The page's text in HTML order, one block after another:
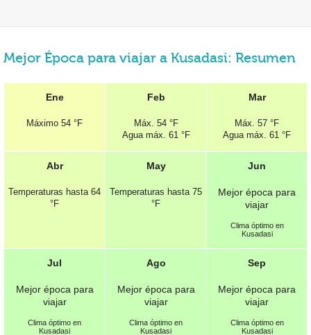
Mejor Época para viajar a Kusadasi: Resumen
Ene
Máximo 54 °F
Feb
Máx. 54 °F
Agua máx. 61 °F
Mar
Máx. 57 °F
Agua máx. 61 °F
Abr
Temperaturas hasta 64
°F
May
Temperaturas hasta 75
°F
Jun
Mejor época para
viajar
Clima óptimo en
Kusadasi
Jul
Mejor época para
viajar
Clima óptimo en
Kusadasi
Ago
Mejor época para
viajar
Clima óptimo en
Kusadasi
Sep
Mejor época para
viajar
Clima óptimo en
Kusadasi